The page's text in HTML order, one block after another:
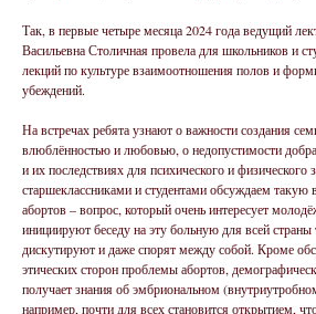
Так, в первые четыре месяца 2024 года ведущий
Васильевна Столичная провела для школьников и
лекций по культуре взаимоотношения полов и
убеждений.
На встречах ребята узнают о важности создания
влюблённостью и любовью, о недопустимости
и их последствиях для психического и физического
старшеклассниками и студентами обсуждаем
абортов – вопрос, который очень интересует
инициируют беседу на эту больную для всей
дискутируют и даже спорят между собой. Кроме
этических сторон проблемы абортов,
получает знания об эмбриональном
например, почти для всех становится открытием,